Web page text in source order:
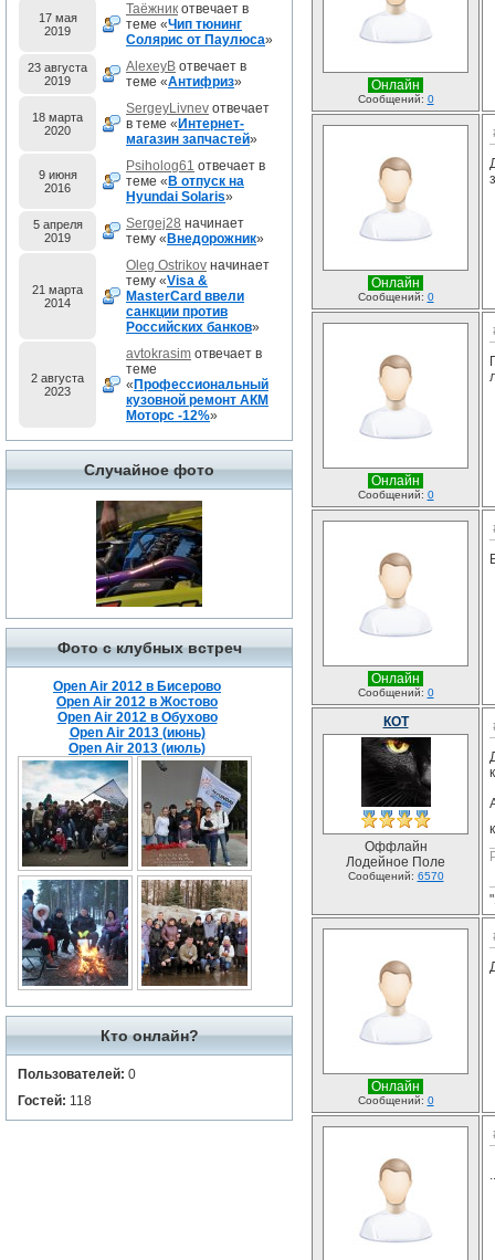
17 мая
2019
Таёжник отвечает в
теме «Чип тюнинг
Солярис от Паулюса»
23 августа
2019
AlexeyB отвечает в
теме «Антифриз»
18 марта
2020
SergeyLivnev отвечает
в теме « Интернет-
магазин запчастей»
9 июня
2016
Psiholog61 отвечает в
теме « В отпуск на
Hyundai Solaris»
5 апреля
2019
Sergej28 начинает
тему « Внедорожник»
21 марта
2014
Oleg Ostrikov начинает
тему «Visa &
MasterCard ввели
санкции против
Российских банков»
2 августа
2023
avtokrasim отвечает в
теме
« Профессиональный
кузовной ремонт АКМ
Моторс -12%»
Случайное фото
Фото с клубных встреч
Open Air 2012 в Бисерово
Open Air 2012 в Жостово
Open Air 2012 в Обухово
Open Air 2013 (июнь)
Open Air 2013 (июль)
Кто онлайн?
Пользователей: 0
Гостей: 118
Онлайн
Сообщений: 0
Онлайн
Сообщений: 0
Онлайн
Сообщений: 0
Онлайн
Сообщений: 0
КОТ
Оффлайн
Лодейное Поле
Сообщений: 6570
Онлайн
Сообщений: 0